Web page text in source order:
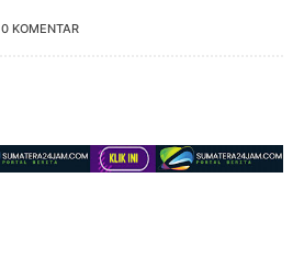
0 KOMENTAR